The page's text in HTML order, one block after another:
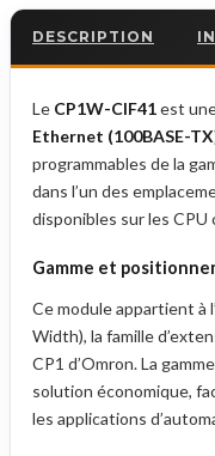
DESCRIPTION
Le CP1W-CIF41est
Ethernet (100BASE-
programmables de la
dans l’un des
disponibles sur les CPU
Gamme et
Ce module appartient à
Width), la famille
CP1 d’Omron. La
solution économique,
les applications